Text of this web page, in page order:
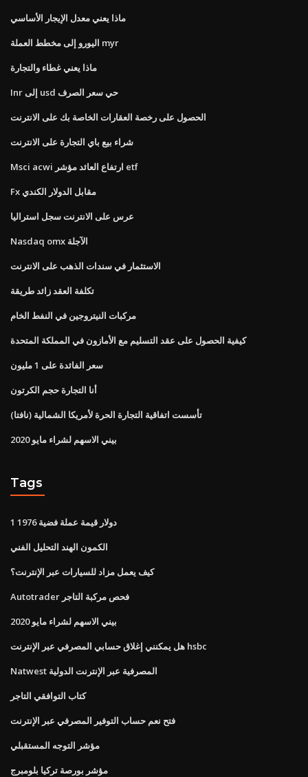
ماذا يعني معدل الإيجار الأساسي
اليورو إلى مخطط العملة myr
ماذا يعني غطاء والتجارة
Inr إلى usd حي سعر الصرف
الحصول على رخصة العقارات الخاصة بك على الانترنت
شراء بيع باي التجارة على الانترنت
Msci acwi ارتفاع العائد مؤشر etf
Fx مقابل الدولار الكندي
عرس على الانترنت سجل استراليا
Nasdaq omx الآجلة
الاستثمار في سندات الذهب على الانترنت
تكلفة العقد زائد طريقة
مركبات النيتروجين في النفط الخام
كيفية الحصول على عقد التسليم مع الأمازون في المملكة المتحدة
سعر الفائدة على 1 مليون
أنا التجارة حجم الكرتون
تأسست اتفاقية التجارة الحرة لأمريكا الشمالية (نافتا)
بيني الاسهم لشراء مايو 2020
Tags
1 دولار قيمة عملة فضية 1976
الكمون الهند التحليل الفني
كيف يعمل مزاد للسيارات عبر الإنترنت؟
Autotrader فحص مركبة التاجر
بيني الاسهم لشراء مايو 2020
هل يمكنني إغلاق حسابي المصرفي عبر الإنترنت hsbc
Natwest المصرفية عبر الإنترنت الدولية
كتاب التوافقي التاجر
فتح نعم حساب التوفير المصرفي عبر الإنترنت
مؤشر التوجه المستقبلي
مؤشر بورصة تركيا بلومبرج